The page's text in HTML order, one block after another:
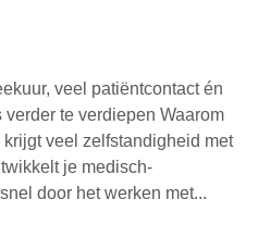
veel patiëntcontact én
te verdiepen Waarom
veel zelfstandigheid met
je medisch-
door het werken met...